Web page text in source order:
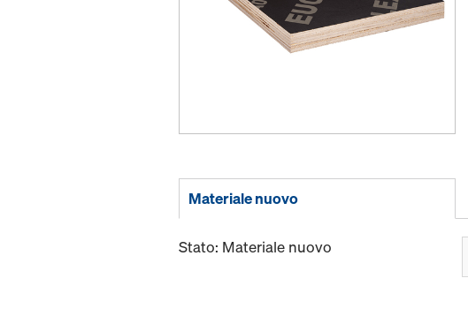
Materiale nuovo
Stato: Materiale nuovo